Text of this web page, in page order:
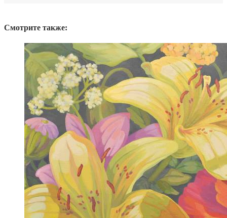
Смотрите также: